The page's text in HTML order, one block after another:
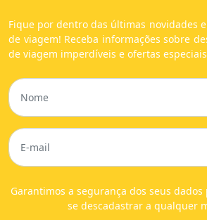
Fique por dentro das últimas novidades
de viagem! Receba informações sobre
de viagem imperdíveis e ofertas
Garantimos a segurança dos seus dados
se descadastrar a qualquer